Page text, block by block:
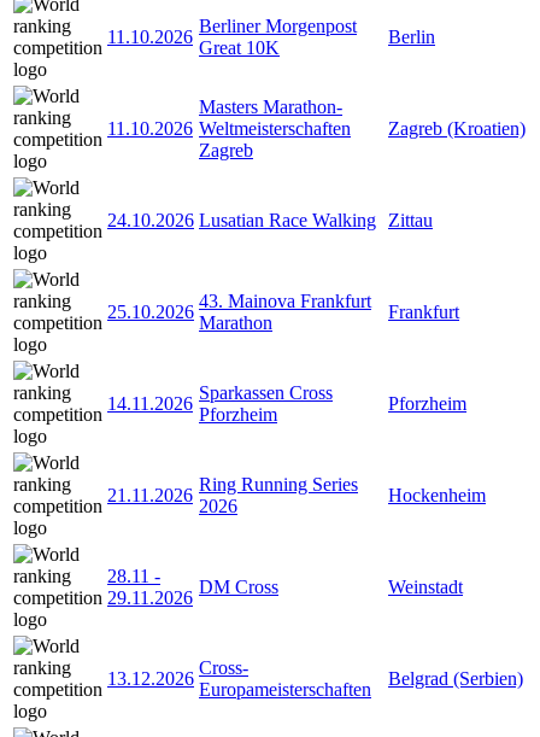
11.10.2026
Berliner Morgenpost
Great 10K
Berlin
11.10.2026
Masters Marathon-
Weltmeisterschaften
Zagreb
Zagreb (Kroatien)
24.10.2026 Lusatian Race Walking Zittau
25.10.2026
43. Mainova Frankfurt
Marathon
Frankfurt
14.11.2026
Sparkassen Cross
Pforzheim
Pforzheim
21.11.2026
Ring Running Series
2026
Hockenheim
28.11 -
29.11.2026
DM Cross Weinstadt
13.12.2026
Cross-
Europameisterschaften
Belgrad (Serbien)